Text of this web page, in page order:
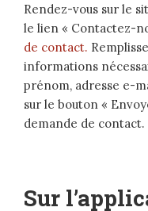
Rendez-vous sur le
le lien « Contactez-
de contact.
informations
prénom, adresse e-
sur le bouton «
demande de contact.
Sur